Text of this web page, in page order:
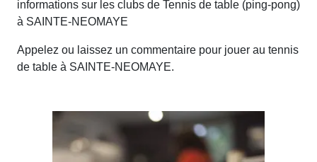
informations sur les clubs de Tennis de table (ping-pong)
à SAINTE-NEOMAYE
Appelez ou laissez un commentaire pour jouer au tennis
de table à SAINTE-NEOMAYE.